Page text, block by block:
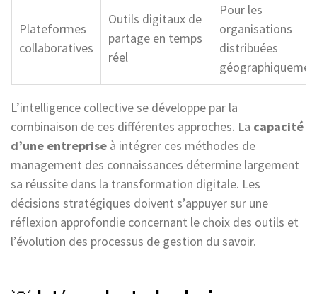
Plateformes
collaboratives
Outils digitaux de
partage en temps
réel
Pour les
organisations
distribuées
L’intelligence collective se développe par la
combinaison de ces différentes approches. La capacité
d’une entreprise à intégrer ces méthodes de
management des connaissances détermine largement
sa réussite dans la transformation digitale. Les
décisions stratégiques doivent s’appuyer sur une
réflexion approfondie concernant le choix des outils et
l’évolution des processus de gestion du savoir.